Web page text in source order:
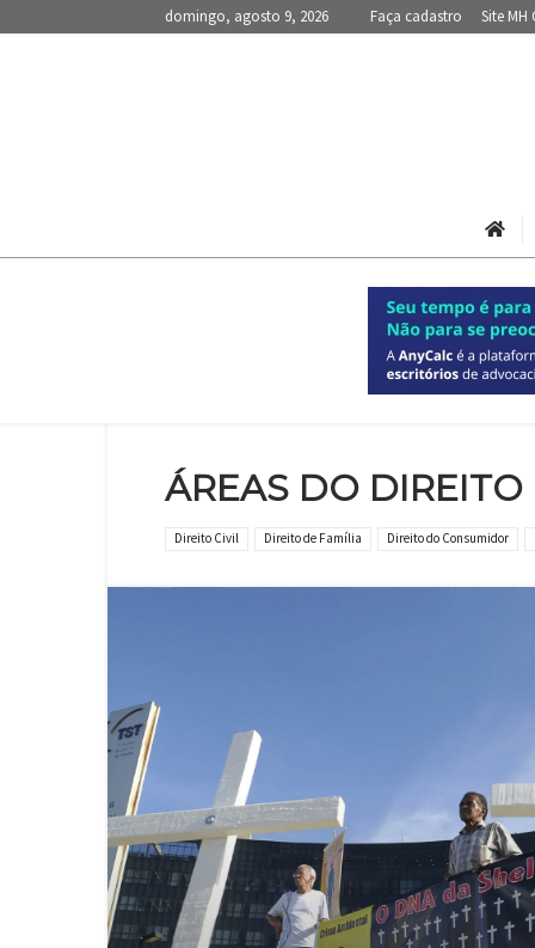
domingo, agosto 9, 2026 Faça cadastro Site MH
ÁREAS DO DIREITO
Direito Civil Direito de Família Direito do Consumidor